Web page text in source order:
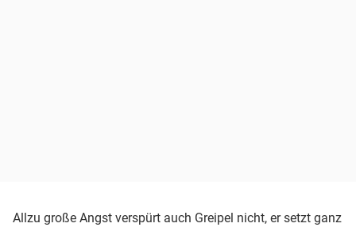
Allzu große Angst verspürt auch Greipel nicht, er setzt ganz